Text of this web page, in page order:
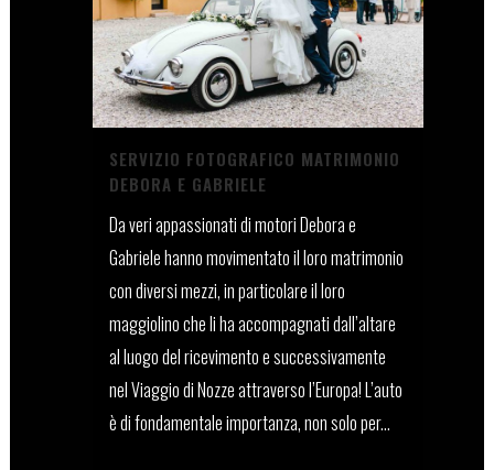
SERVIZIO FOTOGRAFICO MATRIMONIO
DEBORA E GABRIELE
Da veri appassionati di motori Debora e
Gabriele hanno movimentato il loro matrimonio
con diversi mezzi, in particolare il loro
maggiolino che li ha accompagnati dall’altare
al luogo del ricevimento e successivamente
nel Viaggio di Nozze attraverso l’Europa! L’auto
è di fondamentale importanza, non solo per...